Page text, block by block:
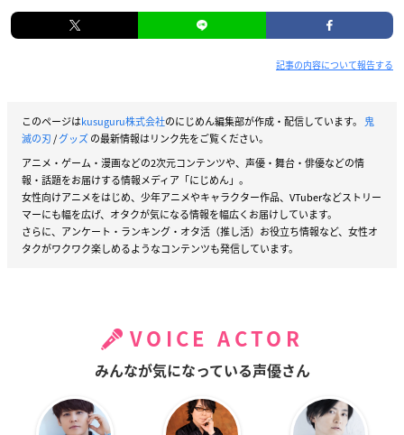
記事の内容について報告する
このページはkusuguru株式会社のにじめん編集部が作成・配信しています。 鬼
滅の刃/グッズの最新情報はリンク先をご覧ください。
アニメ・ゲーム・漫画などの2次元コンテンツや、声優・舞台・俳優などの情
報・話題をお届けする情報メディア「にじめん」。
女性向けアニメをはじめ、少年アニメやキャラクター作品、VTuberなどストリー
マーにも幅を広げ、オタクが気になる情報を幅広くお届けしています。
さらに、アンケート・ランキング・オタ活（推し活）お役立ち情報など、女性オ
タクがワクワク楽しめるようなコンテンツも発信しています。
VOICE ACTOR
みんなが気になっている声優さん